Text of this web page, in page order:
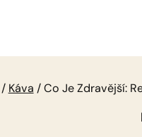
/ Káva / Co Je Zdravější: